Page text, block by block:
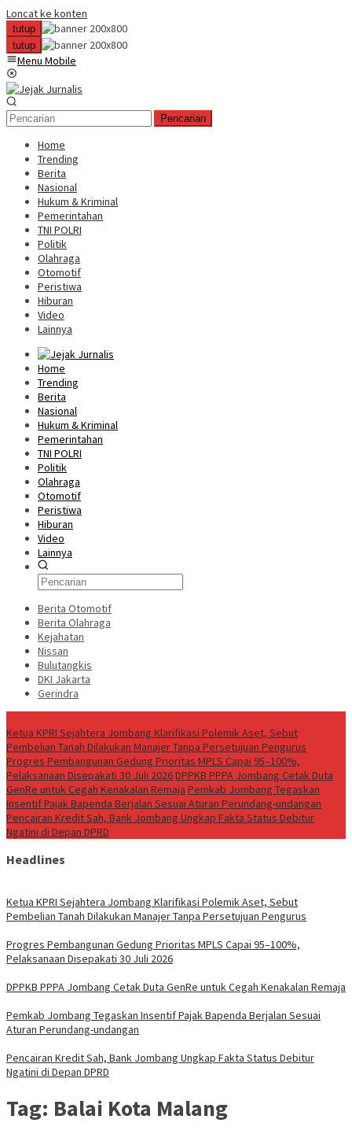
Loncat ke konten
tutup
tutup
Menu Mobile
Pencarian
Home
Trending
Berita
Nasional
Hukum & Kriminal
Pemerintahan
TNI POLRI
Politik
Olahraga
Otomotif
Peristiwa
Hiburan
Video
Lainnya
Home
Trending
Berita
Nasional
Hukum & Kriminal
Pemerintahan
TNI POLRI
Politik
Olahraga
Otomotif
Peristiwa
Hiburan
Video
Lainnya
Berita Otomotif
Berita Olahraga
Kejahatan
Nissan
Bulutangkis
DKI Jakarta
Gerindra
Ketua KPRI Sejahtera Jombang Klarifikasi Polemik Aset, Sebut
Pembelian Tanah Dilakukan Manajer Tanpa Persetujuan Pengurus
Progres Pembangunan Gedung Prioritas MPLS Capai 95–100%,
Pelaksanaan Disepakati 30 Juli 2026DPPKB PPPA Jombang Cetak Duta
GenRe untuk Cegah Kenakalan Remaja Pemkab Jombang Tegaskan
Insentif Pajak Bapenda Berjalan Sesuai Aturan Perundang-undangan
Pencairan Kredit Sah, Bank Jombang Ungkap Fakta Status Debitur
Ngatini di Depan DPRD
Headlines
Ketua KPRI Sejahtera Jombang Klarifikasi Polemik Aset, Sebut
Pembelian Tanah Dilakukan Manajer Tanpa Persetujuan Pengurus
Progres Pembangunan Gedung Prioritas MPLS Capai 95–100%,
Pelaksanaan Disepakati 30 Juli 2026
DPPKB PPPA Jombang Cetak Duta GenRe untuk Cegah Kenakalan Remaja
Pemkab Jombang Tegaskan Insentif Pajak Bapenda Berjalan Sesuai
Aturan Perundang-undangan
Pencairan Kredit Sah, Bank Jombang Ungkap Fakta Status Debitur
Ngatini di Depan DPRD
Tag: Balai Kota Malang